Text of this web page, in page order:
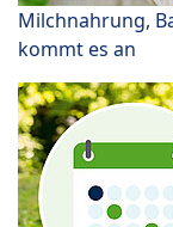
Milchnahrung,
kommt es an